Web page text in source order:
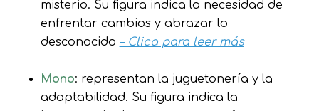
misterio. Su figura indica la necesidad de
enfrentar cambios y abrazar lo
desconocido – Clica para leer más
Mono: representan la juguetonería y la
adaptabilidad. Su figura indica la